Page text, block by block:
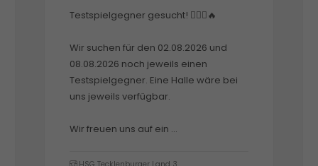
Mannschaftsfahrt 2026 🥳
Nach drei Jahren beim Beach- und
Fun-Cup von @mueller_touren in
Neuharlingersiel haben wir endlich
den Pokal geholt und einen